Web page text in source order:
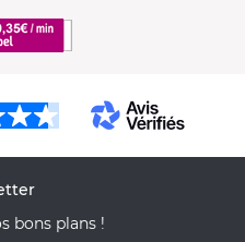
bons plans !